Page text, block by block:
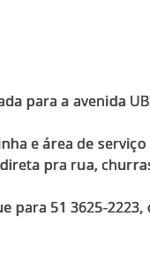
para a avenida
e área de serviço
pra rua,
para 51 3625-2223,